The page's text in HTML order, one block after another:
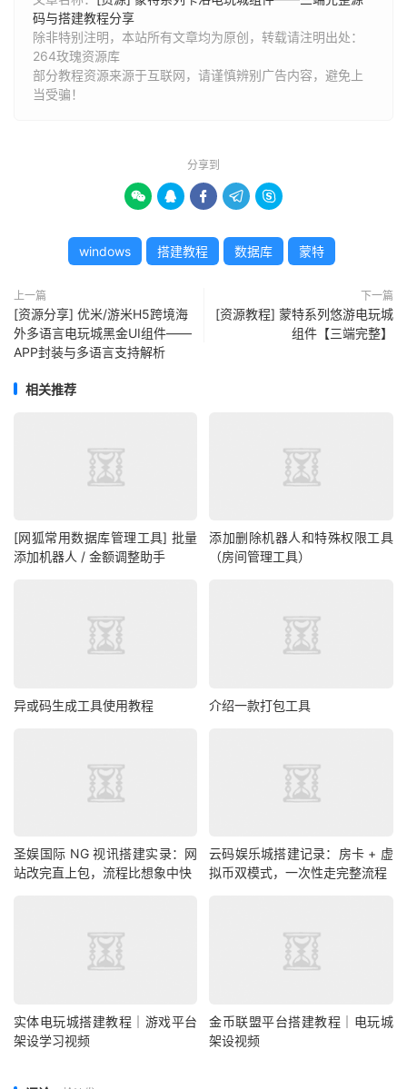
码与搭建教程分享
除非特别注明，本站所有文章均为原创，转载请注明出处：
264玫瑰资源库
部分教程资源来源于互联网，请谨慎辨别广告内容，避免上
当受骗！
分享到
    
windows 搭建教程 数据库 蒙特
上一篇
[资源分享] 优米/游米H5跨境海
外多语言电玩城黑金UI组件——
APP封装与多语言支持解析
下一篇
[资源教程] 蒙特系列悠游电玩城
组件【三端完整】
相关推荐
[网狐常用数据库管理工具] 批量
添加机器人 / 金额调整助手
添加删除机器人和特殊权限工具
（房间管理工具）
异或码生成工具使用教程 介绍一款打包工具
圣娱国际 NG 视讯搭建实录：网
站改完直上包，流程比想象中快
云码娱乐城搭建记录：房卡 + 虚
拟币双模式，一次性走完整流程
实体电玩城搭建教程｜游戏平台
架设学习视频
金币联盟平台搭建教程｜电玩城
架设视频